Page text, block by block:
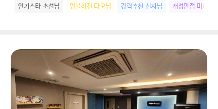
인기스타 초선님 명불허전 다오님 강력추천 신지님 개성만점 미라님